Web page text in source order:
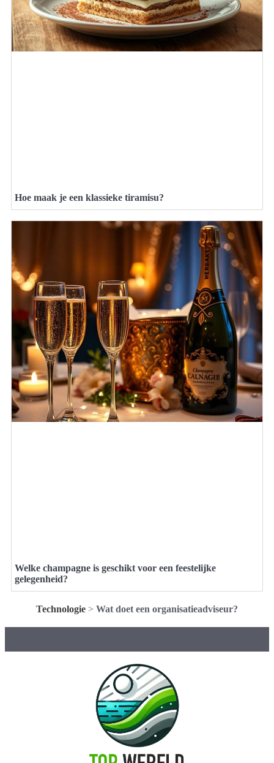
Hoe maak je een klassieke tiramisu?
Welke champagne is geschikt voor een feestelijke
gelegenheid?
Technologie > Wat doet een organisatieadviseur?